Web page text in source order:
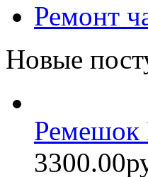
Ремонт
Новые
Ремешок